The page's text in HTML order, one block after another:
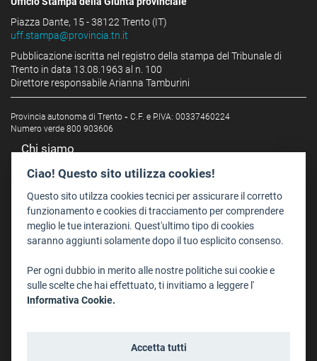
Piazza Dante, 15 - 38122 Trento (IT)
uff.stampa@provincia.tn.it
Pubblicazione iscritta nel registro della stampa del Tribunale di
Trento in data 13.08.1963 al n. 100
Direttore responsabile Arianna Tamburini
Provincia autonoma di Trento - C.F. e P.IVA: 00337460224
Numero verde 800 903606
Chi siamo
Redazione
Staff
Format - Centro Audiovisivi
Trentino Film Commission
Dove Siamo
Struttura di riferimento
Ciao! Questo sito utilizza cookies!
Questo sito utilzza cookies tecnici per assicurare il corretto
funzionamento e cookies di tracciamento per comprendere
meglio le tue interazioni. Quest'ultimo tipo di cookies
saranno aggiunti solamente dopo il tuo esplicito consenso.
Per ogni dubbio in merito alle nostre politiche sui cookie e
sulle scelte che hai effettuato, ti invitiamo a leggere l'
Informativa Cookie.
Accetta tutti